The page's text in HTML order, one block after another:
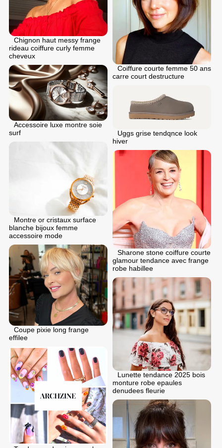
Chignon haut messy frange
rideau coiffure curly femme
cheveux
Coiffure courte femme 50 ans
carre court destructure
Accessoire luxe montre soie
surf
Uggs grise tendqnce look
hiver
Montre or cristaux surface
blanche bijoux femme
accessoire mode
Sharone stone coiffure courte
glamour tendance avec frange
robe habillee
Coupe pixie long frange
effilee
Lunette tendance 2025 bois
monture robe epaules
denudees fleurie